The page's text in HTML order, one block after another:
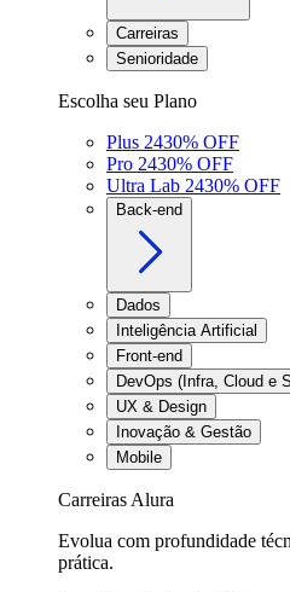
Carreiras
Senioridade
Escolha seu Plano
Plus 2430% OFF
Pro 2430% OFF
Ultra Lab 2430% OFF
Back-end
Dados
Inteligência Artificial
Front-end
DevOps (Infra, Cloud e
UX & Design
Inovação & Gestão
Mobile
Carreiras Alura
Evolua com profundidade
prática.